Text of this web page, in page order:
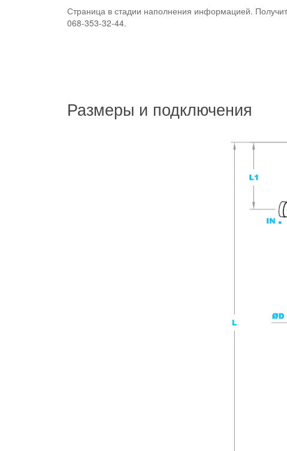
Страница в стадии наполнения информацией.
068-353-32-44.
Размеры и подключения